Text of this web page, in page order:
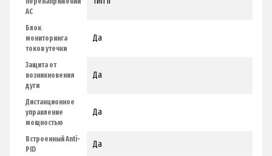
AC
Блок
мониторинга
токов утечки
Да
Защита от
возникновения
дуги
Да
Дистанционное
управление
мощностью
Да
Встроенный Anti-
PID
Да